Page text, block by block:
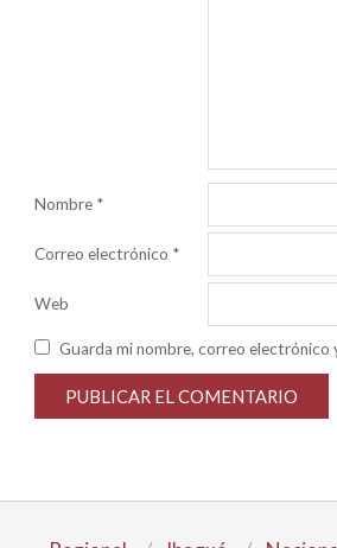
Nombre *
Correo electrónico *
Web
Guarda mi nombre, correo electrónico